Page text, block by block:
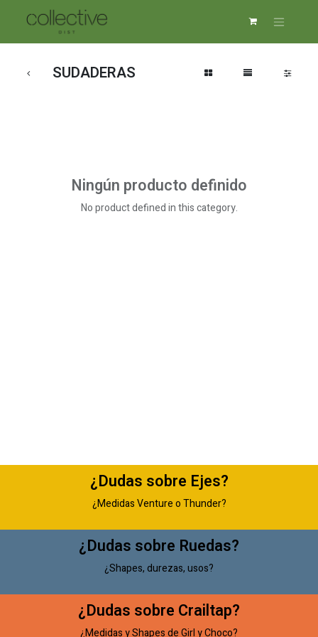
SUDADERAS
Ningún producto definido
No product defined in this category.
¿Dudas sobre Ejes?
¿Medidas Venture o Thunder?
¿Dudas sobre Ruedas?
¿Shapes, durezas, usos?
¿Dudas sobre Crailtap?
¿Medidas y Shapes de Girl y Choco?